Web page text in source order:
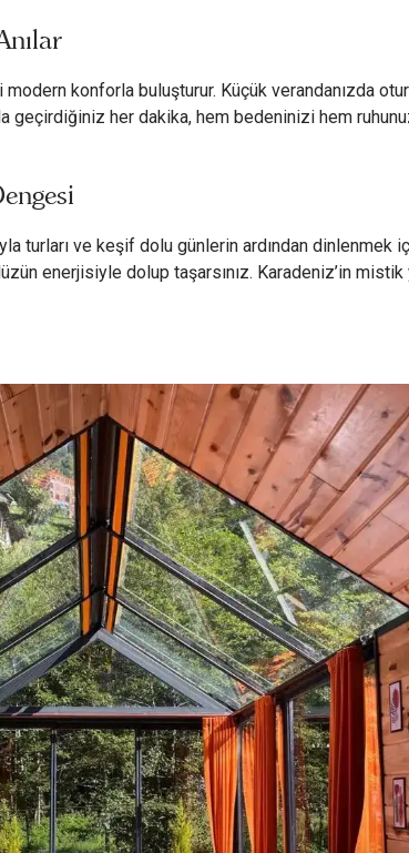
konforla buluşturur. Küçük verandanızda
her dakika, hem bedeninizi hem
turları ve keşif dolu günlerin ardından
enerjisiyle dolup taşarsınız. Karadeniz’in